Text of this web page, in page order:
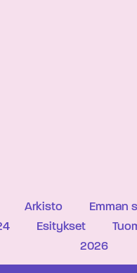
Arkisto Emman
Esitykset
2026